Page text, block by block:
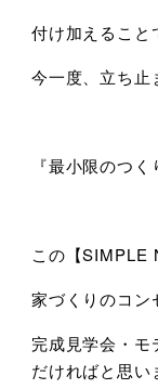
付け加えること
今一度、立ち止
『最小限のつ
この【SIMPLE
家づくりのコン
完成見学会・モ
だければと思い